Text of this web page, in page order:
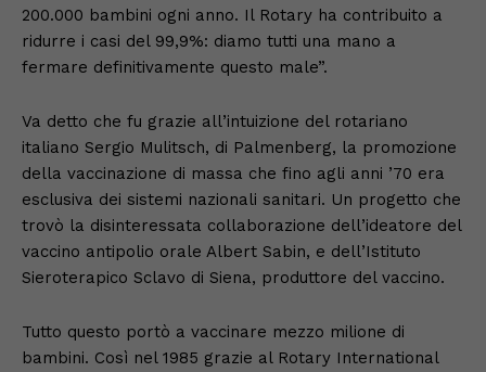
200.000 bambini ogni anno. Il Rotary ha contribuito a
ridurre i casi del 99,9%: diamo tutti una mano a
fermare definitivamente questo male”.
Va detto che fu grazie all’intuizione del rotariano
italiano Sergio Mulitsch, di Palmenberg, la promozione
della vaccinazione di massa che fino agli anni ’70 era
esclusiva dei sistemi nazionali sanitari. Un progetto che
trovò la disinteressata collaborazione dell’ideatore del
vaccino antipolio orale Albert Sabin, e dell’Istituto
Sieroterapico Sclavo di Siena, produttore del vaccino.
Tutto questo portò a vaccinare mezzo milione di
bambini. Così nel 1985 grazie al Rotary International